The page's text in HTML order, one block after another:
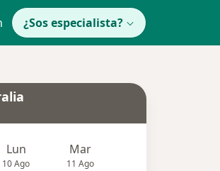
¿Sos especialista?
Lun
10 Ago
Mar
11 Ago